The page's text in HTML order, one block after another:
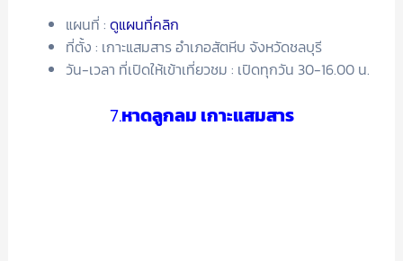
แผนที่ : ดูแผนที่คลิก
ที่ตั้ง : เกาะแสมสาร อำเภอสัตหีบ จังหวัดชลบุรี
วัน-เวลา ที่เปิดให้เข้าเที่ยวชม : เปิดทุกวัน 30-16.00 น.
​​​​​​7.หาดลูกลม เกาะแสมสาร